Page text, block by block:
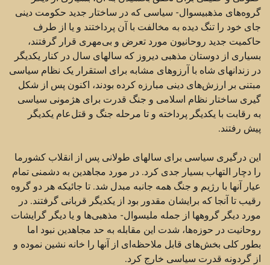
گروه‌های مذهبیسوال- سیاسی که در ساختار جدید حکومت دینی
جای خود را تنگ دیده به مخالفت با آن پرداختند و یا از طرف
حاکمیت جدید روحانیون مورد تعرض و بی‌مهری قرار گرفتند،
بسیاری از دوستان مذهبی دیروز که سالهای سال در کنار یکدیگر
در زندانهای شاه با آرزوهای مشابه برای استقرار یک نظام سیاسی
مبتنی بر ارزش‌های دینی مبارزه کرده بودند، اکنون پس از شکل
گیری ساختار نظام اسلامی و جنگ قدرت برای هژمونی سیاسی
به رقابت با یکدیگر پرداخته و تا مرحله جنگ و قتل‌عام یکدیگر
پیش رفتند.
این درگیری سیاسی برای سالهای طولانی پس از انقلاب کشورما
را دچار التهاب بسیار جدی کرد. در مورد مجاهدین به دشمنی تمام
عیار آنها با رژیم و جنگ همه جانبه مبدل شد. تا جائیکه هر دو گروه
رقیب تا آنجا که برایشان مقدور بود از یکدیگر قربانی گرفتند. در
مورد دیگر گروهها از جمله ملیسوال- مذهبی‌ها و یا دیگر گرایشات
روحانیت در حوزه‌ها،‌ شدت این مقابله به حد مجاهدین نبود اما
بطور کلی بخش‌های قابل ملاحظه‌ای از آنها را خانه نشین نموده و
از گردونه قدرت سیاسی خارج کرد.